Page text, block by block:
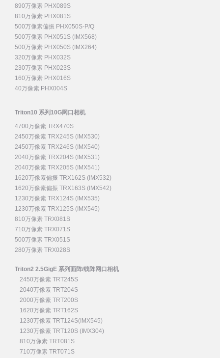
890万像素 PHX089S
810万像素 PHX081S
500万像素偏振 PHX050S-P/Q
500万像素 PHX051S (IMX568)
500万像素 PHX050S (IMX264)
320万像素 PHX032S
230万像素 PHX023S
160万像素 PHX016S
40万像素 PHX004S
Triton10 系列10G网口相机
4700万像素 TRX470S
2450万像素 TRX245S (IMX530)
2450万像素 TRX246S (IMX540)
2040万像素 TRX204S (IMX531)
2040万像素 TRX205S (IMX541)
1620万像素偏振 TRX162S (IMX532)
1620万像素偏振 TRX163S (IMX542)
1230万像素 TRX124S (IMX535)
1230万像素 TRX125S (IMX545)
810万像素 TRX081S
710万像素 TRX071S
500万像素 TRX051S
280万像素 TRX028S
Triton2 2.5GigE 系列面阵/线阵网口相机
2450万像素 TRT245S
2040万像素 TRT204S
2000万像素 TRT200S
1620万像素 TRT162S
1230万像素 TRT124S(IMX545)
1230万像素 TRT120S (IMX304)
810万像素 TRT081S
710万像素 TRT071S